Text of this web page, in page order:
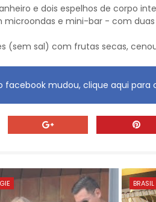
e dois espelhos de corpo
e mini-bar - com
(sem sal) com frutas secas,
facebook mudou, clique aqui para
BRASIL